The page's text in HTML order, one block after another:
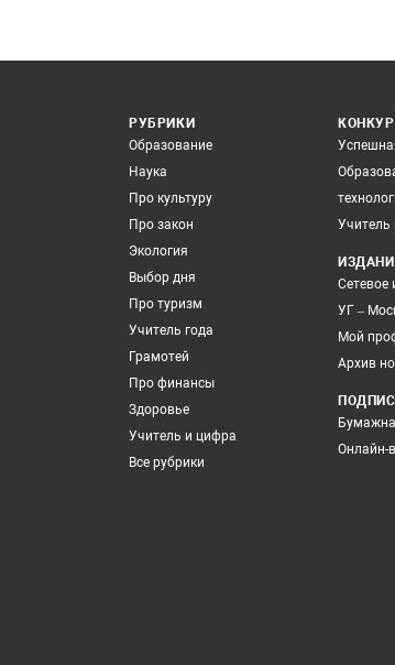
РУБРИКИ
Образование
Наука
Про культуру
Про закон
Экология
Выбор дня
Про туризм
Учитель года
Грамотей
Про финансы
Здоровье
Учитель и цифра
Все рубрики
Учитель
Сетевое
УГ –
Мой
Архив
Онлайн-